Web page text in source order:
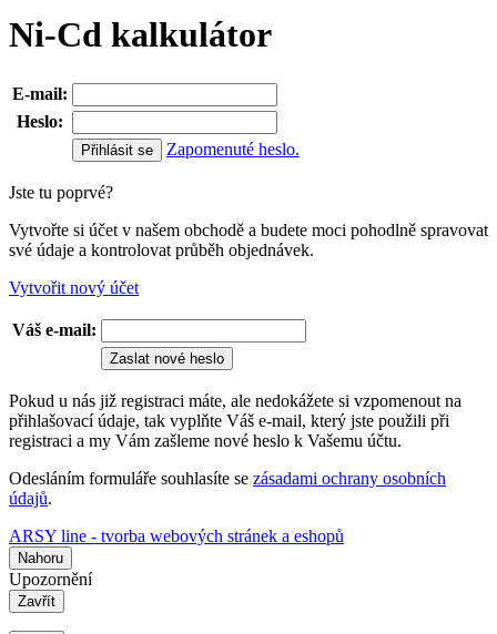
Ni-Cd kalkulátor
E-mail:
Heslo:
Zapomenuté heslo.
Jste tu poprvé?
Vytvořte si účet v našem obchodě a budete moci pohodlně spravovat
své údaje a kontrolovat průběh objednávek.
Vytvořit nový účet
Váš e-mail:
Zaslat nové heslo
Pokud u nás již registraci máte, ale nedokážete si vzpomenout na
přihlašovací údaje, tak vyplňte Váš e-mail, který jste použili při
registraci a my Vám zašleme nové heslo k Vašemu účtu.
Odesláním formuláře souhlasíte se zásadami ochrany osobních
údajů.
ARSY line - tvorba webových stránek a eshopů
Nahoru
Upozornění
Zavřít